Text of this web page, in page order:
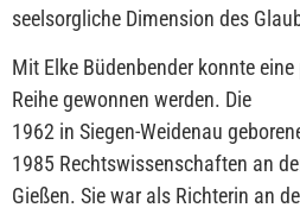
seelsorgliche Dimension des
Mit Elke Büdenbender konnte
Reihe gewonnen werden. Die
1962 in Siegen-Weidenau
1985 Rechtswissenschaften an
Gießen. Sie war als Richterin an